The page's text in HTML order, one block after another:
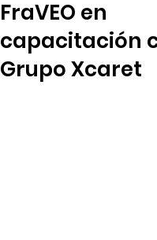
FraVEO en
capacitación
Grupo Xcaret